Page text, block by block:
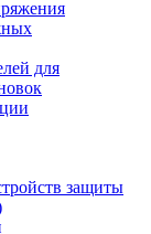
для
защиты